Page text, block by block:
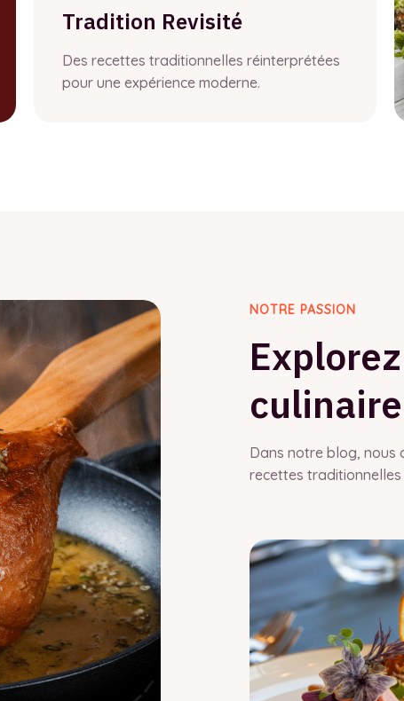
Tradition Revisité
Des recettes traditionnelles réinterprétées
pour une expérience moderne.
NOTRE PASSION
Dans notre blog, nous
recettes